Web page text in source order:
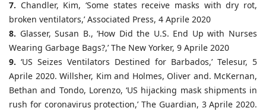
7. Chandler, Kim, ‘Some states receive masks with dry rot,
broken ventilators,’ Associated Press, 4 Aprile 2020
8. Glasser, Susan B., ‘How Did the U.S. End Up with Nurses
Wearing Garbage Bags?,’ The New Yorker, 9 Aprile 2020
9. ‘US Seizes Ventilators Destined for Barbados,’ Telesur, 5
Aprile 2020. Willsher, Kim and Holmes, Oliver and. McKernan,
Bethan and Tondo, Lorenzo, ‘US hijacking mask shipments in
rush for coronavirus protection,’ The Guardian, 3 Aprile 2020.